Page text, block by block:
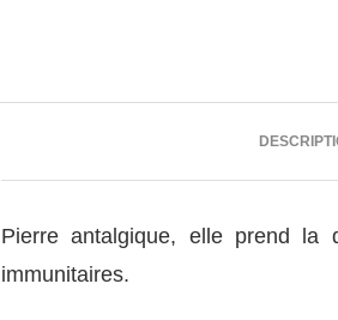
Pierre antalgique, elle prend la
immunitaires.